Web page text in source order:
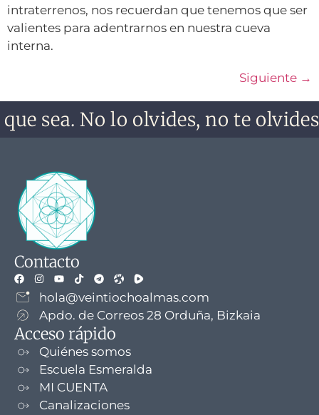
intraterrenos, nos recuerdan que tenemos que ser
valientes para adentrarnos en nuestra cueva
interna.
Siguiente →
No lo olvides, no te olvides.
Contacto
hola@veintiochoalmas.com
Apdo. de Correos 28 Orduña, Bizkaia
Acceso rápido
Quiénes somos
Escuela Esmeralda
MI CUENTA
Canalizaciones